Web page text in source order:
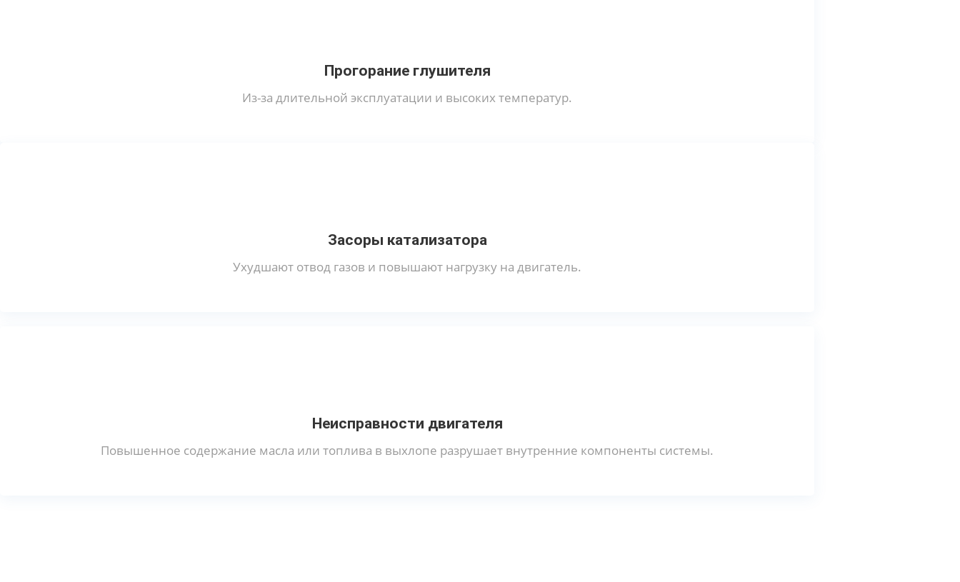
Прогорание глушителя
Из-за длительной эксплуатации и высоких температур.
Засоры катализатора
Ухудшают отвод газов и повышают нагрузку на двигатель.
Неисправности двигателя
Повышенное содержание масла или топлива в выхлопе разрушает внутренние компоненты системы.